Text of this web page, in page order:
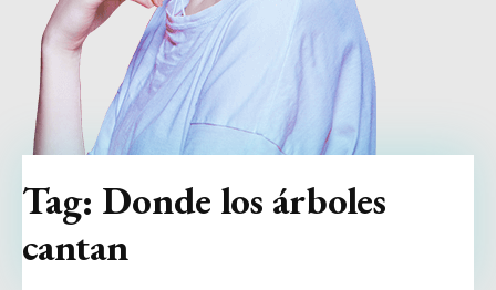
Tag: Donde los árboles
cantan